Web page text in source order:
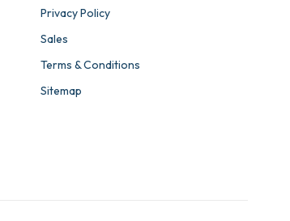
Privacy Policy
Sales
Terms & Conditions
Sitemap